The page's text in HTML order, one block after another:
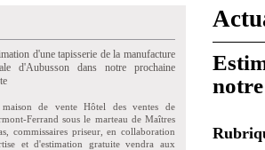
d'une tapisserie de la manufacture
d'Aubusson dans notre prochaine
de vente Hôtel des ventes de
Ferrand sous le marteau de Maîtres
commissaires priseur, en collaboration
et d'estimation gratuite vendra aux